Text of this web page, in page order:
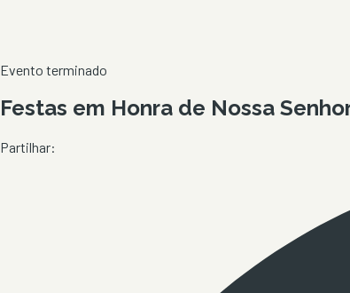
Evento terminado
Festas em Honra de Nossa
Partilhar: